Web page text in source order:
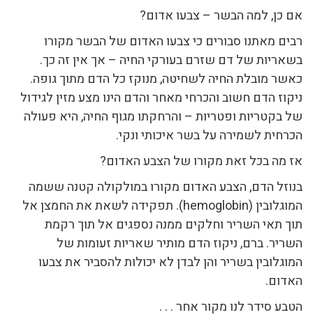
אם כן, למה הבשר – צבעו אדום?
רבים מאתנו סבורים כי צבעו האדום של הבשר מקורו
בשאריות של דם שזרם בעורקי החיה – אך אין זה כך.
כאשר מובלת החיה לשחיטה, מנוקז כל הדם מתוך גופה.
ניקוז הדם חשוב והכרחי מאחר והדם הינו מצע מזין לגידול
של בקטריות ופטריות – והרחקתו מגוף החיה, היא פעולה
הכרחית לשמירה על בשר איכותי ונקי.
אז מה בכל זאת מקורו של הצבע האדום?
בנוזל הדם, הצבע האדום מקורו במולקולה קטנה ששמה
המוגלובין (hemoglobin). תפקידה לשאת את החמצן אל
תוך תאי השריר וחלקים ממנה נספגים אל תוך רקמת
השריר. ברם, ניקוז הדם מותיר שאריות זעומות של
המוגלובין בשריר והן לבדן לא יכולות להסביר את צבעו
האדום.
הטבע סידר לנו מקור אחר . . .